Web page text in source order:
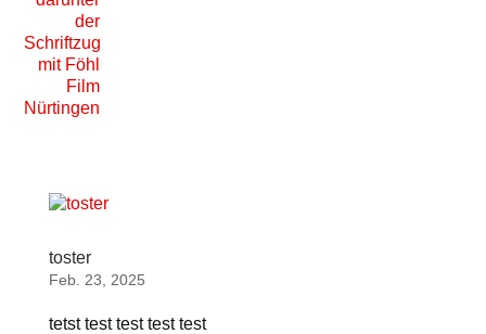
toster
Feb. 23, 2025
tetst test test test test